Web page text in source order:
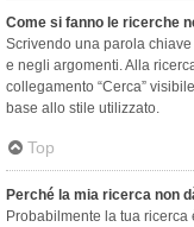
Come si fanno le ricerche
Scrivendo una parola
e negli argomenti. Alla
collegamento “Cerca”
base allo stile utilizzato.
Top
Perché la mia ricerca non
Probabilmente la tua